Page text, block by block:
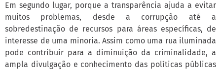
Em segundo lugar, porque a transparência ajuda a evitar
muitos problemas, desde a corrupção até a
sobredestinação de recursos para áreas específicas, de
interesse de uma minoria. Assim como uma rua iluminada
pode contribuir para a diminuição da criminalidade, a
ampla divulgação e conhecimento das políticas públicas